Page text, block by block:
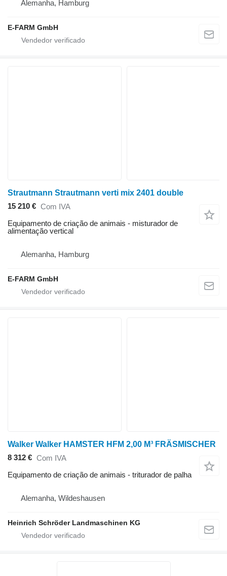
Alemanha, Hamburg
E-FARM GmbH
Strautmann Strautmann verti mix 2401 double
15 210 € Com IVA
Equipamento de criação de animais - misturador de
alimentação vertical
Alemanha, Hamburg
E-FARM GmbH
Walker Walker HAMSTER HFM 2,00 M³ FRÄSMISCHER
8 312 € Com IVA
Equipamento de criação de animais - triturador de palha
Alemanha, Wildeshausen
Heinrich Schröder Landmaschinen KG